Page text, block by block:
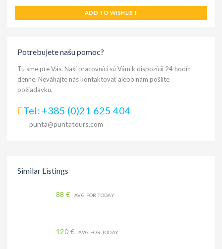
ADD TO WISHLIST
Potrebujete našu pomoc?
Tu sme pre Vás. Naši pracovníci sú Vám k dispozícii 24 hodín
denne. Neváhajte nás kontaktovať alebo nám pošlite
požiadavku.
Tel: +385 (0)21 625 404
punta@puntatours.com
Similar Listings
88 € AVG FOR TODAY
120 € AVG FOR TODAY